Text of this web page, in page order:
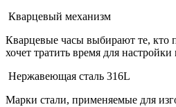
Кварцевый механизм
Кварцевые часы выбирают те, кто
хочет тратить время для
Нержавеющая сталь 316L
Марки стали, применяемые для